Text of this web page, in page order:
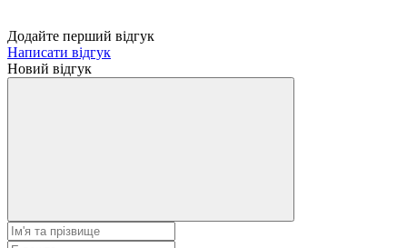
Додайте перший відгук
Написати відгук
Новий відгук